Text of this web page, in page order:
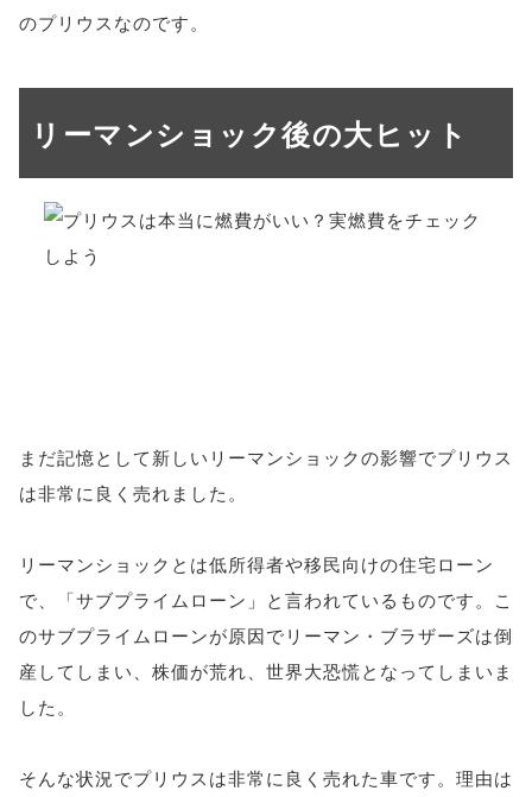
のプリウスなのです。
リーマンショック後の大ヒット
まだ記憶として新しいリーマンショックの影響でプリウス
は非常に良く売れました。
リーマンショックとは低所得者や移民向けの住宅ローン
で、「サブプライムローン」と言われているものです。こ
のサブプライムローンが原因でリーマン・ブラザーズは倒
産してしまい、株価が荒れ、世界大恐慌となってしまいま
した。
そんな状況でプリウスは非常に良く売れた車です。理由は